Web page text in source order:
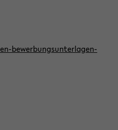
bewerbungsunterlagen-